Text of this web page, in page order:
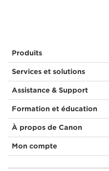
Produits
Services et solutions
Assistance & Support
Formation et éducation
À propos de Canon
Mon compte